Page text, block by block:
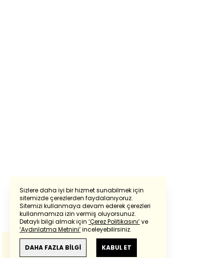
Sizlere daha iyi bir hizmet sunabilmek için
sitemizde çerezlerden faydalanıyoruz.
Sitemizi kullanmaya devam ederek çerezleri
kullanmamıza izin vermiş oluyorsunuz.
Detaylı bilgi almak için ‘Çerez Politikasını’ve
‘Aydınlatma Metnini’inceleyebilirsiniz.
DAHA FAZLA BİLGİ KABUL ET
Powered by Translate
Bu çevirideGoogle Transletekullanılmıştır.
Anlam ve çeviri hatalarından
haberturk.com
sorumlu değildir.